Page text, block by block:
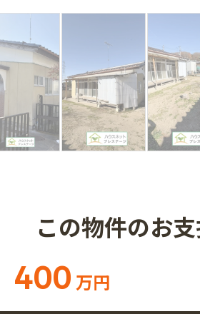
この物件のお
400 万円